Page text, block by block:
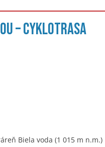
– cyklotrasa
Biela voda (1 015 m n.m.)